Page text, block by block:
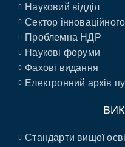
Науковий відділ
Сектор
Проблемна НДР
Наукові форуми
Фахові видання
Електронний архів
Стандарти вищої